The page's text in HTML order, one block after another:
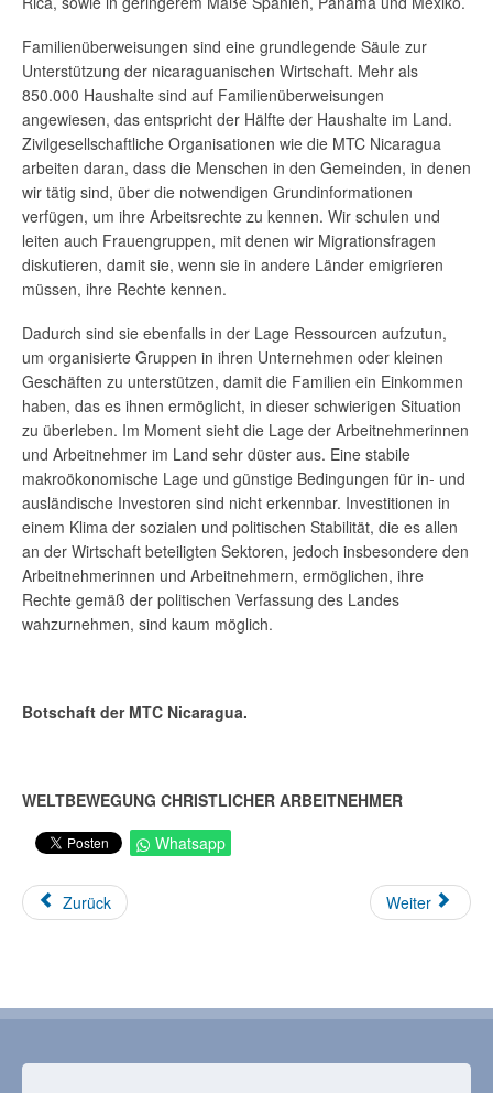
Familienüberweisungen sind eine grundlegende Säule zur
Unterstützung der nicaraguanischen Wirtschaft. Mehr als
850.000 Haushalte sind auf Familienüberweisungen
angewiesen, das entspricht der Hälfte der Haushalte im Land.
Zivilgesellschaftliche Organisationen wie die MTC Nicaragua
arbeiten daran, dass die Menschen in den Gemeinden, in denen
wir tätig sind, über die notwendigen Grundinformationen
verfügen, um ihre Arbeitsrechte zu kennen. Wir schulen und
leiten auch Frauengruppen, mit denen wir Migrationsfragen
diskutieren, damit sie, wenn sie in andere Länder emigrieren
müssen, ihre Rechte kennen.
Dadurch sind sie ebenfalls in der Lage Ressourcen aufzutun,
um organisierte Gruppen in ihren Unternehmen oder kleinen
Geschäften zu unterstützen, damit die Familien ein Einkommen
haben, das es ihnen ermöglicht, in dieser schwierigen Situation
zu überleben. Im Moment sieht die Lage der Arbeitnehmerinnen
und Arbeitnehmer im Land sehr düster aus. Eine stabile
makroökonomische Lage und günstige Bedingungen für in- und
ausländische Investoren sind nicht erkennbar. Investitionen in
einem Klima der sozialen und politischen Stabilität, die es allen
an der Wirtschaft beteiligten Sektoren, jedoch insbesondere den
Arbeitnehmerinnen und Arbeitnehmern, ermöglichen, ihre
Rechte gemäß der politischen Verfassung des Landes
wahzurnehmen, sind kaum möglich.
Botschaft der MTC Nicaragua.
WELTBEWEGUNG CHRISTLICHER ARBEITNEHMER
Whatsapp
Zurück Weiter